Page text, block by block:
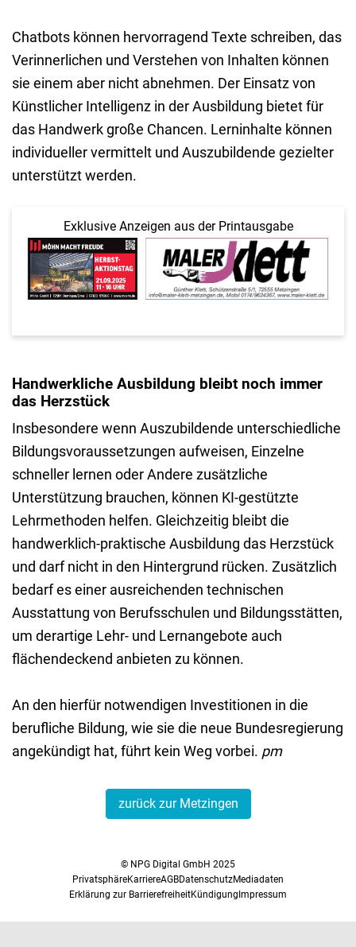
Chatbots können hervorragend Texte schreiben, das
Verinnerlichen und Verstehen von Inhalten können
sie einem aber nicht abnehmen. Der Einsatz von
Künstlicher Intelligenz in der Ausbildung bietet für
das Handwerk große Chancen. Lerninhalte können
individueller vermittelt und Auszubildende gezielter
unterstützt werden.
Exklusive Anzeigen aus der Printausgabe
Handwerkliche Ausbildung bleibt noch immer
das Herzstück
Insbesondere wenn Auszubildende unterschiedliche
Bildungsvoraussetzungen aufweisen, Einzelne
schneller lernen oder Andere zusätzliche
Unterstützung brauchen, können KI-gestützte
Lehrmethoden helfen. Gleichzeitig bleibt die
handwerklich-praktische Ausbildung das Herzstück
und darf nicht in den Hintergrund rücken. Zusätzlich
bedarf es einer ausreichenden technischen
Ausstattung von Berufsschulen und Bildungsstätten,
um derartige Lehr- und Lernangebote auch
flächendeckend anbieten zu können.
An den hierfür notwendigen Investitionen in die
berufliche Bildung, wie sie die neue Bundesregierung
angekündigt hat, führt kein Weg vorbei. pm
zurück zur Metzingen
© NPG Digital GmbH 2025
PrivatsphäreKarriereAGBDatenschutzMediadaten
Erklärung zur BarrierefreiheitKündigungImpressum